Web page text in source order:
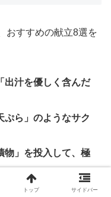
おすすめの献立8選を
出汁を優しく含んだ
ぷら」のようなサク
物」を投入して、極
トップ サイドバー